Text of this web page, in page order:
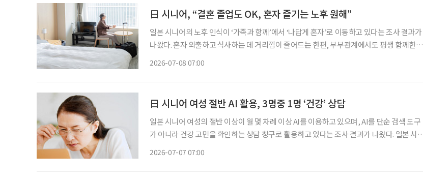
日 시니어, “결혼 졸업도 OK, 혼자 즐기는 노후 원해”
일본 시니어의 노후 인식이 ‘가족과 함께’에서 ‘나답게 혼자’로 이동하고 있다는 조사 결과가
나왔다. 혼자 외출하고 식사하는 데 거리낌이 줄어드는 한편, 부부관계에서도 평생 함께한다
2026-07-08 07:00
日 시니어 여성 절반 AI 활용, 3명중 1명 ‘건강’ 상담
일본 시니어 여성의 절반 이상이 월 몇 차례 이상 AI를 이용하고 있으며, AI를 단순 검색 도구
가 아니라 건강 고민을 확인하는 상담 창구로 활용하고 있다는 조사 결과가 나왔다. 일본 시니
2026-07-07 07:00